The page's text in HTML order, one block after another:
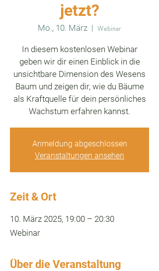
jetzt?
Mo., 10. März
  |
Webinar
In diesem kostenlosen Webinar
geben wir dir einen Einblick in die
unsichtbare Dimension des Wesens
Baum und zeigen dir, wie du Bäume
als Kraftquelle für dein persönliches
Wachstum erfahren kannst.
Anmeldung abgeschlossen
Veranstaltungen ansehen
Zeit & Ort
10. März 2025, 19:00 – 20:30
Webinar
Über die Veranstaltung